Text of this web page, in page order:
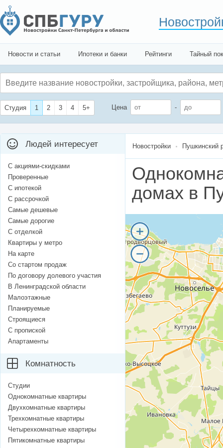
Новости и статьи Ипотеки и банки Рейтинги Тайный
Студия 1 2 3 4 5+ Цена -
Новостройки Пушкинский
домах в
Людей интересует
С акциями-скидками
Проверенные
С ипотекой
С рассрочкой
Самые дешевые
Самые дорогие
С отделкой
Квартиры у метро
На карте
Со стартом продаж
По договору долевого участия
В Ленинградской области
Малоэтажные
Планируемые
Строящиеся
С пропиской
Апартаменты
Комнатность
Студии
Однокомнатные квартиры
Двухкомнатные квартиры
Трехкомнатные квартиры
Четырехкомнатные квартиры
Пятикомнатные квартиры